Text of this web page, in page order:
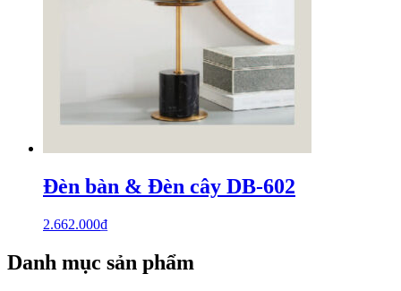
Đèn bàn & Đèn cây DB-602
2.662.000₫
Danh mục sản phẩm